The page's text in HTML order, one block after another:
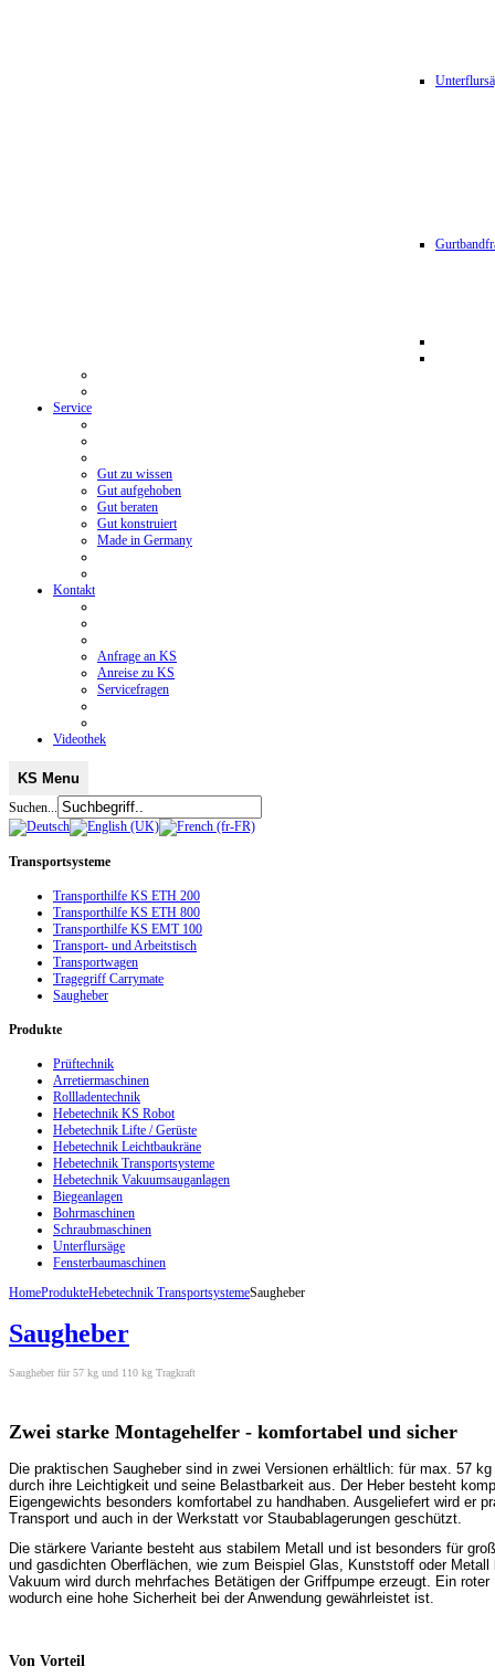
Service
Gut zu wissen
Gut aufgehoben
Gut beraten
Gut konstruiert
Made in Germany
Kontakt
Anfrage an KS
Anreise zu KS
Servicefragen
Videothek
KS Menu
Suchen...
Transportsysteme
Transporthilfe KS ETH 200
Transporthilfe KS ETH 800
Transporthilfe KS EMT 100
Transport- und Arbeitstisch
Transportwagen
Tragegriff Carrymate
Saugheber
Produkte
Prüftechnik
Arretiermaschinen
Rollladentechnik
Hebetechnik KS Robot
Hebetechnik Lifte / Gerüste
Hebetechnik Leichtbaukräne
Hebetechnik Transportsysteme
Hebetechnik Vakuumsauganlagen
Biegeanlagen
Bohrmaschinen
Schraubmaschinen
Unterflursäge
Fensterbaumaschinen
HomeProdukteHebetechnik TransportsystemeSaugheber
Saugheber
Saugheber für 57 kg und 110 kg Tragkraft
Zwei starke Montagehelfer - komfortabel und sicher
Die praktischen Saugheber sind in zwei Versionen erhältlich: für max. 57
durch ihre Leichtigkeit und seine Belastbarkeit aus. Der Heber besteht
Eigengewichts besonders komfortabel zu handhaben. Ausgeliefert wird er
Transport und auch in der Werkstatt vor Staubablagerungen geschützt.
Die stärkere Variante besteht aus stabilem Metall und ist besonders für
und gasdichten Oberflächen, wie zum Beispiel Glas, Kunststoff oder
Vakuum wird durch mehrfaches Betätigen der Griffpumpe erzeugt. Ein
wodurch eine hohe Sicherheit bei der Anwendung gewährleistet ist.
Von Vorteil